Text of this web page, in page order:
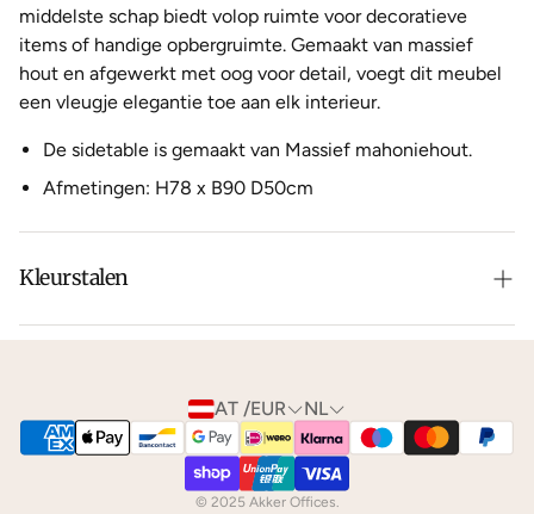
middelste schap biedt volop ruimte voor decoratieve
items of handige opbergruimte. Gemaakt van massief
hout en afgewerkt met oog voor detail, voegt dit meubel
een vleugje elegantie toe aan elk interieur.
De sidetable is gemaakt van Massief mahoniehout.
Afmetingen: H78 x B90 D50cm
Kleurstalen
Is de leer of hout kleur net niet zoals je het in gedachten
We kunnen je gratiskleurstalentoesturen via de post.
AT /EUR NL
© 2025 Akker Offices.